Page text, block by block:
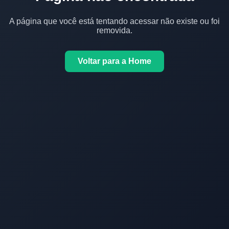
A página que você está tentando acessar não existe ou foi
removida.
Voltar para a Home